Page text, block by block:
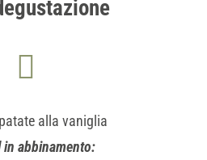

alla vaniglia
in abbinamento: